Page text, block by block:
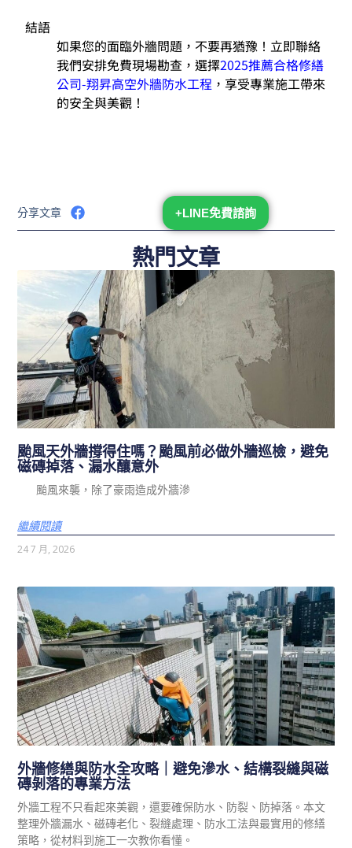
結語
如果您的面臨外牆問題，不要再猶豫！立即聯絡
我們安排免費現場勘查，選擇2025推薦合格修繕
公司-翔昇高空外牆防水工程 ，享受專業施工帶來
的安全與美觀！
分享文章 +LINE免費諮詢
熱門文章
颱風天外牆撐得住嗎？颱風前必做外牆巡檢，避免
磁磚掉落、漏水釀意外
颱風來襲，除了豪雨造成外牆滲
繼續閱讀
24 7 月, 2026
外牆修繕與防水全攻略｜避免滲水、結構裂縫與磁
磚剝落的專業方法
外牆工程不只看起來美觀，還要確保防水、防裂、防掉落。本文
整理外牆漏水、磁磚老化、裂縫處理、防水工法與最實用的修繕
策略，從材料到施工一次教你看懂。